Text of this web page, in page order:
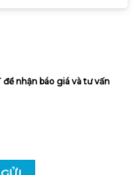
để nhận báo giá và tư vấn